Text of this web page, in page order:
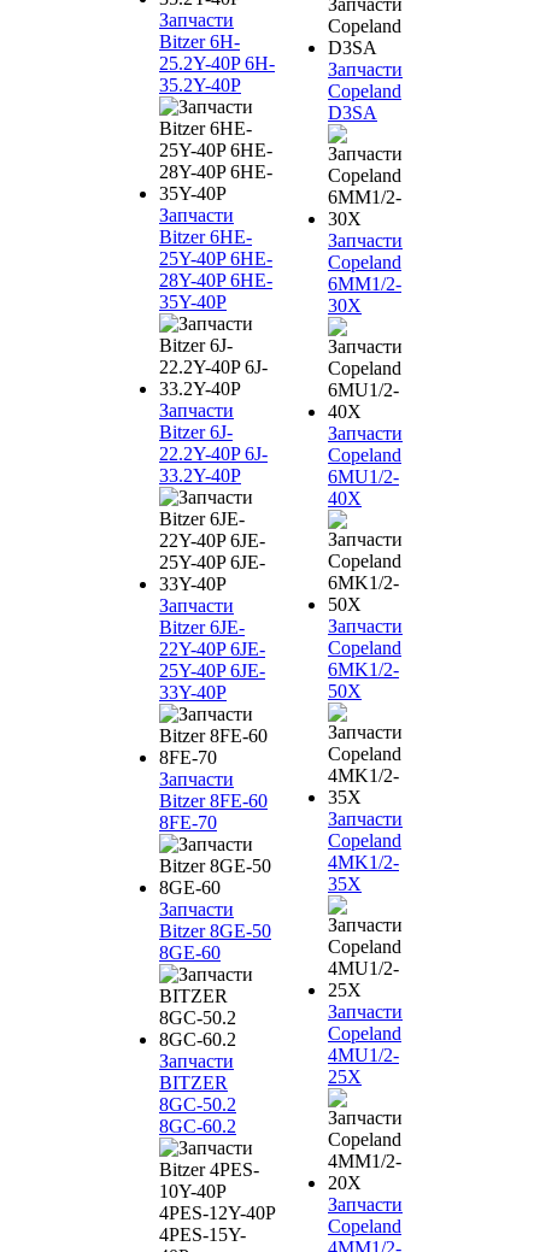
Запчасти
Bitzer 6H-
25.2Y-40P 6H-
35.2Y-40P
Запчасти
Bitzer 6HE-
25Y-40P 6HE-
28Y-40P 6HE-
35Y-40P
Запчасти
Bitzer 6J-
22.2Y-40P 6J-
33.2Y-40P
Запчасти
Bitzer 6JE-
22Y-40P 6JE-
25Y-40P 6JE-
33Y-40P
Запчасти
Bitzer 8FE-60
8FE-70
Запчасти
Bitzer 8GE-50
8GE-60
Запчасти
BITZER
8GC-50.2
8GC-60.2
Запчасти
Copeland
D3SA
Запчасти
Copeland
6MM1/2-
30X
Запчасти
Copeland
6MU1/2-
40X
Запчасти
Copeland
6MK1/2-
50X
Запчасти
Copeland
4MK1/2-
35X
Запчасти
Copeland
4MU1/2-
25X
Запчасти
Copeland
4MM1/2-